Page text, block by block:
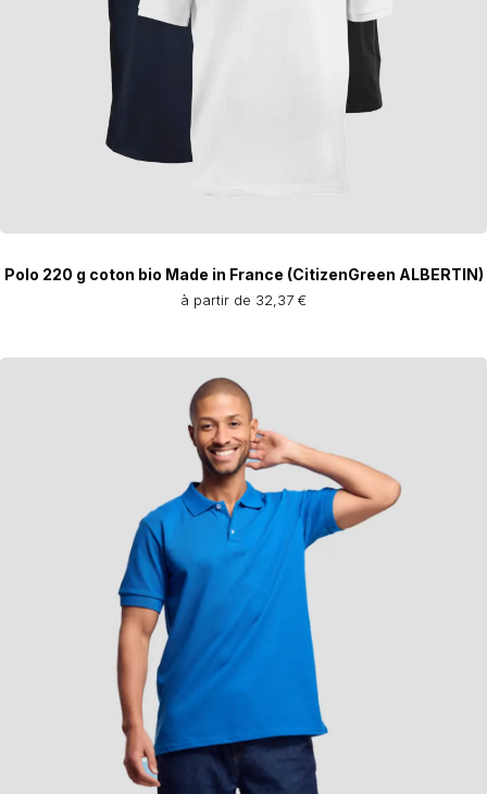
Polo 220 g coton bio Made in France (CitizenGreen ALBERTIN)
à partir de 32,37 €